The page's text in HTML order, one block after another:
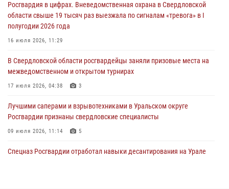
Росгвардия обеспечивает безопасность граждан на южном
направлении
31 июля 2026, 06:56
рассказал об итогах работы подразделения в эфире телекомпании
«Телекон»
30 июля 2026, 11:33 1
Росгвардия в цифрах. Вневедомственная охрана в Свердловской
области свыше 19 тысяч раз выезжала по сигналам «тревога» в I
полугодии 2026 года
16 июля 2026, 11:29
В Свердловской области росгвардейцы заняли призовые места на
межведомственном и открытом турнирах
17 июля 2026, 04:38 3
Лучшими саперами и взрывотехниками в Уральском округе
Росгвардии признаны свердловские специалисты
09 июля 2026, 11:14 5
Спецназ Росгвардии отработал навыки десантирования на Урале